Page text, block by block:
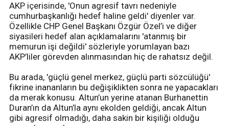
AKP içerisinde, 'Onun agresif tavrı nedeniyle
cumhurbaşkanlığı hedef haline geldi' diyenler var.
Özellikle CHP Genel Başkanı Özgür Özel’i ve diğer
siyasileri hedef alan açıklamalarını 'atanmış bir
memurun işi değildi' sözleriyle yorumlayan bazı
AKP’liler görevden alınmasından hiç de rahatsız değil.
Bu arada, 'güçlü genel merkez, güçlü parti sözcülüğü'
fikrine inananların bu değişiklikten sonra ne yapacakları
da merak konusu. Altun’un yerine atanan Burhanettin
Duran’ın da Altun’la aynı ekolden geldiği, ancak Altun
gibi agresif olmadığı, daha sakin bir kişiliği olduğu